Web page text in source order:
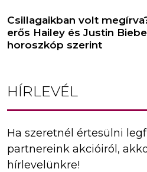
Csillagaikban volt
erős Hailey és Justin
horoszkóp szerint
HÍRLEVÉL
Ha szeretnél értesülni
partnereink akcióiról,
hírlevelünkre!